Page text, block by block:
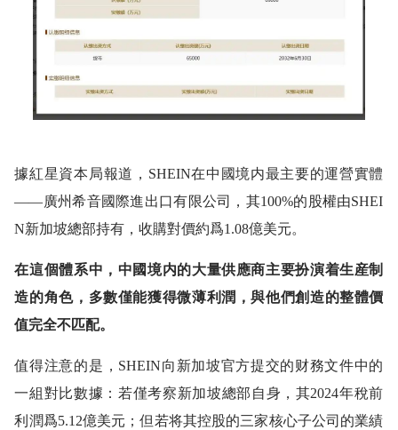
據紅星資本局報道，SHEIN在中國境内最主要的運營實體
——廣州希音國際進出口有限公司，其100%的股權由SHEI
N新加坡總部持有，收購對價約爲1.08億美元。
在這個體系中，中國境内的大量供應商主要扮演着生産制
造的角色，多數僅能獲得微薄利潤，與他們創造的整體價
值完全不匹配。
值得注意的是，SHEIN向新加坡官方提交的财務文件中的
一組對比數據：若僅考察新加坡總部自身，其2024年稅前
利潤爲5.12億美元；但若将其控股的三家核心子公司的業績